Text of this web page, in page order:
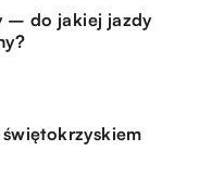
– do jakiej jazdy